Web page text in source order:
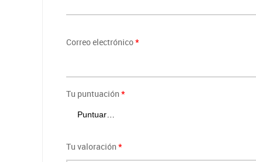
Correo electrónico*
Tu puntuación *
Tu valoración *